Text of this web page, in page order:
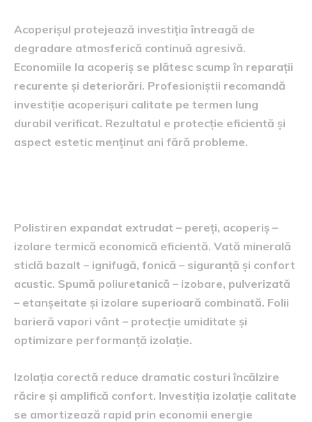
Acoperișul protejează investiția întreagă de
degradare atmosferică continuă agresivă.
Economiile la acoperiș se plătesc scump în reparații
recurente și deteriorări. Profesioniștii recomandă
investiție acoperișuri calitate pe termen lung
durabil verificat. Rezultatul e protecție eficientă și
aspect estetic menținut ani fără probleme.
Polistiren expandat extrudat – pereți, acoperiș –
izolare termică economică eficientă. Vată minerală
sticlă bazalt – ignifugă, fonică – siguranță și confort
acustic. Spumă poliuretanică – izobare, pulverizată
– etanșeitate și izolare superioară combinată. Folii
barieră vapori vânt – protecție umiditate și
optimizare performanță izolație.
Izolația corectă reduce dramatic costuri încălzire
răcire și amplifică confort. Investiția izolație calitate
se amortizează rapid prin economii energie